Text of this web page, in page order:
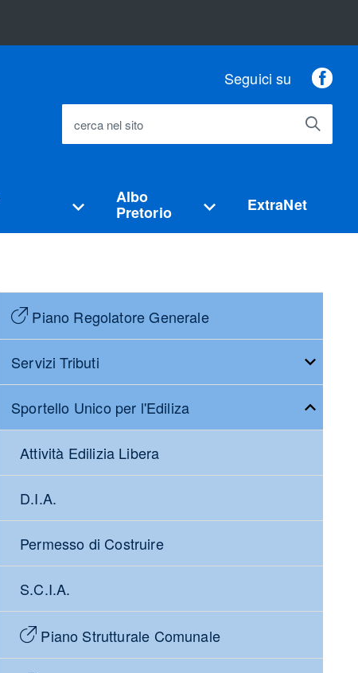
Seguici su
cerca nel sito
Albo
Pretorio ExtraNet
Piano Regolatore Generale
Servizi Tributi
Sportello Unico per l'Ediliza
Attività Edilizia Libera
D.I.A.
Permesso di Costruire
S.C.I.A.
Piano Strutturale Comunale